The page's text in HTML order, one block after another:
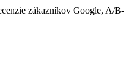
zákazníkov Google, A/B-